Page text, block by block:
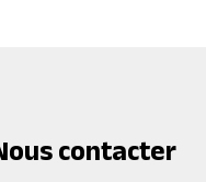
contacter